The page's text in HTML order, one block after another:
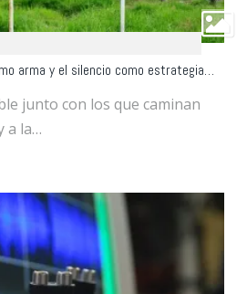
arma y el silencio como estrategia…
junto con los que caminan
a la…